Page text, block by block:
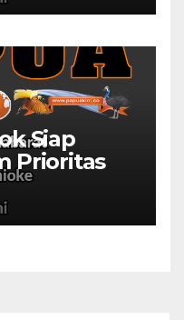
Siap
Prioritas